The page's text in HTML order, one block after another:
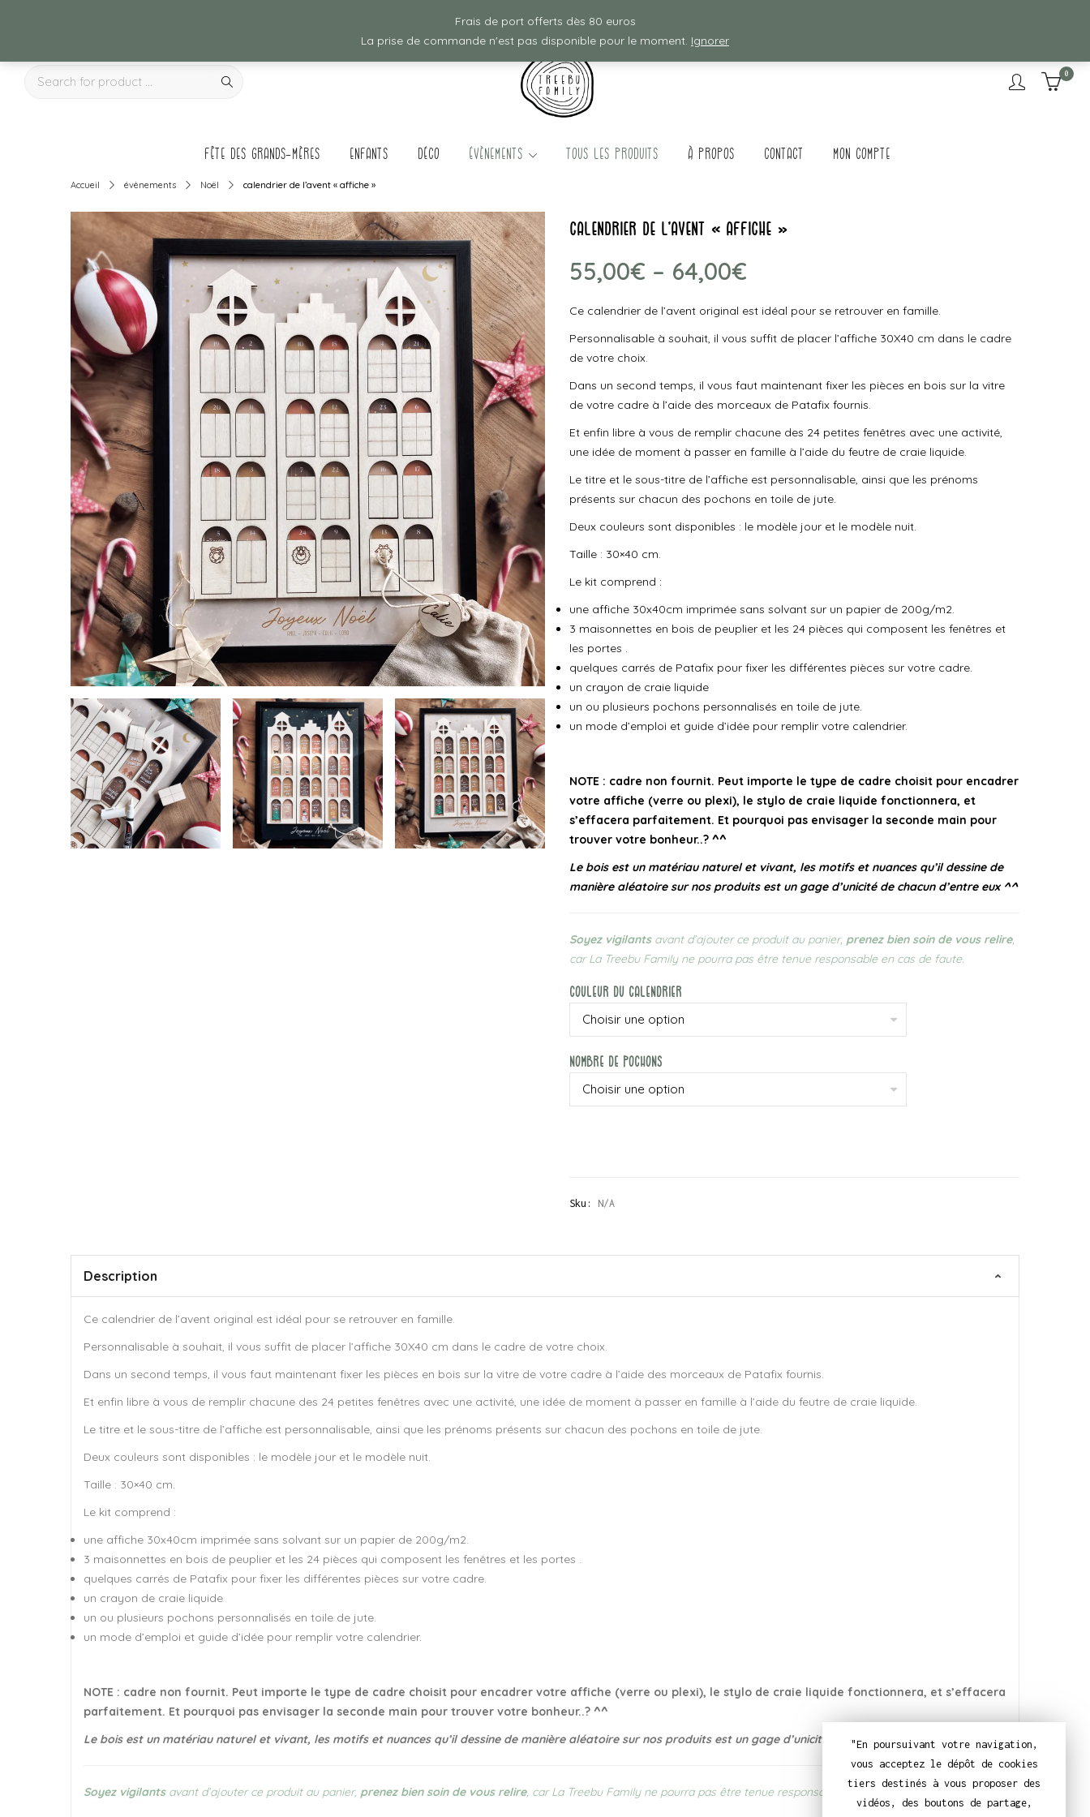
Frais de ports offerts à partir de 80€ d'achat :)
0
Fête des grands-mères enfants Déco évènements TOUS LES PRODUITS à propos Contact Mon compte
Accueil évènements Noël calendrier de l’avent « affiche »
calendrier de l’avent « affiche »
55,00€ – 64,00€
Ce calendrier de l’avent original est idéal pour se retrouver en famille.
Personnalisable à souhait, il vous suffit de placer l’affiche 30X40 cm dans le cadre
de votre choix.
Dans un second temps, il vous faut maintenant fixer les pièces en bois sur la vitre
de votre cadre à l’aide des morceaux de Patafix fournis.
Et enfin libre à vous de remplir chacune des 24 petites fenêtres avec une activité,
une idée de moment à passer en famille à l’aide du feutre de craie liquide.
Le titre et le sous-titre de l’affiche est personnalisable, ainsi que les prénoms
présents sur chacun des pochons en toile de jute.
Deux couleurs sont disponibles : le modèle jour et le modèle nuit.
Taille : 30×40 cm.
Le kit comprend :
une affiche 30x40cm imprimée sans solvant sur un papier de 200g/m2.
3 maisonnettes en bois de peuplier et les 24 pièces qui composent les fenêtres et
les portes .
quelques carrés de Patafix pour fixer les différentes pièces sur votre cadre.
un crayon de craie liquide
un ou plusieurs pochons personnalisés en toile de jute.
un mode d’emploi et guide d’idée pour remplir votre calendrier.
NOTE : cadre non fournit. Peut importe le type de cadre choisit pour encadrer
votre affiche (verre ou plexi), le stylo de craie liquide fonctionnera, et
s’effacera parfaitement. Et pourquoi pas envisager la seconde main pour
trouver votre bonheur..? ^^
Le bois est un matériau naturel et vivant, les motifs et nuances qu’il dessine de
manière aléatoire sur nos produits est un gage d’unicité de chacun d’entre eux ^^
Soyez vigilantsavant d’ajouter ce produit au panier, prenez bien soin de vous relire,
car La Treebu Family ne pourra pas être tenue responsable en cas de faute.
Couleur Du Calendrier
Nombre De Pochons
Sku: N/A
Description
Ce calendrier de l’avent original est idéal pour se retrouver en famille.
Personnalisable à souhait, il vous suffit de placer l’affiche 30X40 cm dans le cadre de votre choix.
Dans un second temps, il vous faut maintenant fixer les pièces en bois sur la vitre de votre cadre à l’aide des morceaux de Patafix fournis.
Et enfin libre à vous de remplir chacune des 24 petites fenêtres avec une activité, une idée de moment à passer en famille à l’aide du feutre de craie liquide.
Le titre et le sous-titre de l’affiche est personnalisable, ainsi que les prénoms présents sur chacun des pochons en toile de jute.
Deux couleurs sont disponibles : le modèle jour et le modèle nuit.
Taille : 30×40 cm.
Le kit comprend :
une affiche 30x40cm imprimée sans solvant sur un papier de 200g/m2.
3 maisonnettes en bois de peuplier et les 24 pièces qui composent les fenêtres et les portes .
quelques carrés de Patafix pour fixer les différentes pièces sur votre cadre.
un crayon de craie liquide
un ou plusieurs pochons personnalisés en toile de jute.
un mode d’emploi et guide d’idée pour remplir votre calendrier.
NOTE : cadre non fournit. Peut importe le type de cadre choisit pour encadrer votre affiche (verre ou plexi), le stylo de craie liquide fonctionnera, et s’effacera
parfaitement. Et pourquoi pas envisager la seconde main pour trouver votre bonheur..? ^^
Le bois est un matériau naturel et vivant, les motifs et nuances qu’il dessine de manière aléatoire sur nos produits est un gage d’unicité de chacun d’entre eux ^^
Soyez vigilantsavant d’ajouter ce produit au panier, prenez bien soin de vous relire, car La Treebu Family ne pourra pas être tenue responsable en cas de faute.
Frais de port offerts dès 80 euros
La prise de commande n'est pas disponible pour le moment. Ignorer
"En poursuivant votre navigation,
vous acceptez le dépôt de cookies
tiers destinés à vous proposer des
vidéos, des boutons de partage,